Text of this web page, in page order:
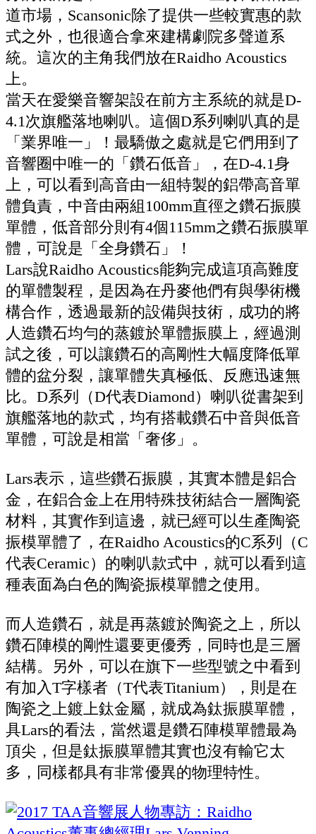
道市場，Scansonic除了提供一些較實惠的款
式之外，也很適合拿來建構劇院多聲道系
統。這次的主角我們放在Raidho Acoustics
上。
當天在愛樂音響架設在前方主系統的就是D-
4.1次旗艦落地喇叭。這個D系列喇叭真的是
「業界唯一」！最驕傲之處就是它們用到了
音響圈中唯一的「鑽石低音」，在D-4.1身
上，可以看到高音由一組特製的鋁帶高音單
體負責，中音由兩組100mm直徑之鑽石振膜
單體，低音部分則有4個115mm之鑽石振膜單
體，可說是「全身鑽石」！
Lars說Raidho Acoustics能夠完成這項高難度
的單體製程，是因為在丹麥他們有與學術機
構合作，透過最新的設備與技術，成功的將
人造鑽石均勻的蒸鍍於單體振膜上，經過測
試之後，可以讓鑽石的高剛性大幅度降低單
體的盆分裂，讓單體失真極低、反應迅速無
比。D系列（D代表Diamond）喇叭從書架到
旗艦落地的款式，均有搭載鑽石中音與低音
單體，可說是相當「奢侈」。
Lars表示，這些鑽石振膜，其實本體是鋁合
金，在鋁合金上在用特殊技術結合一層陶瓷
材料，其實作到這邊，就已經可以生產陶瓷
振模單體了，在Raidho Acoustics的C系列（C
代表Ceramic）的喇叭款式中，就可以看到這
種表面為白色的陶瓷振模單體之使用。
而人造鑽石，就是再蒸鍍於陶瓷之上，所以
鑽石陣模的剛性還要更優秀，同時也是三層
結構。另外，可以在旗下一些型號之中看到
有加入T字樣者（T代表Titanium），則是在
陶瓷之上鍍上鈦金屬，就成為鈦振膜單體，
具Lars的看法，當然還是鑽石陣模單體最為
頂尖，但是鈦振膜單體其實也沒有輸它太
多，同樣都具有非常優異的物理特性。